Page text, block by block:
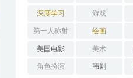
深度学习 游戏
第一人称射
击FPS
绘画
美国电影 美术
角色扮演 韩剧